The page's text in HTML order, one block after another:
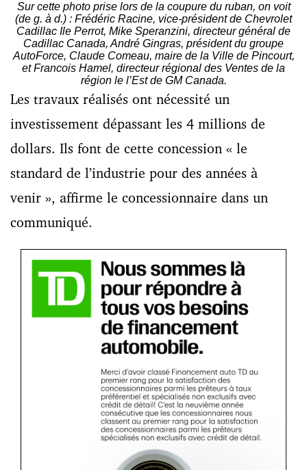
Sur cette photo prise lors de la coupure du ruban, on voit
(de g. à d.) : Frédéric Racine, vice-président de Chevrolet
Cadillac Ile Perrot, Mike Speranzini, directeur général de
Cadillac Canada, André Gingras, président du groupe
AutoForce, Claude Comeau, maire de la Ville de Pincourt,
et Francois Hamel, directeur régional des Ventes de la
région le l’Est de GM Canada.
Les travaux réalisés ont nécessité un
investissement dépassant les 4 millions de
dollars. Ils font de cette concession « le
standard de l’industrie pour des années à
venir », affirme le concessionnaire dans un
communiqué.